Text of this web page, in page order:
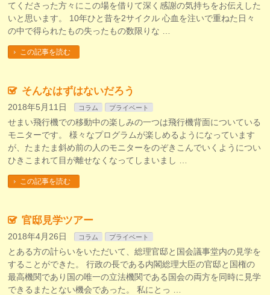
てくださった方々にこの場を借りて深く感謝の気持ちをお伝えした
いと思います。 10年ひと昔を2サイクル 心血を注いで重ねた日々
の中で得られたもの失ったもの数限りな …
この記事を読む
そんなはずはないだろう
2018年5月11日 コラム プライベート
せまい飛行機での移動中の楽しみの一つは飛行機背面についている
モニターです。 様々なプログラムが楽しめるようになっています
が、たまたま斜め前の人のモニターをのぞきこんでいくようについ
ひきこまれて目が離せなくなってしまいまし …
この記事を読む
官邸見学ツアー
2018年4月26日 コラム プライベート
とある方の計らいをいただいて、総理官邸と国会議事堂内の見学を
することができた。 行政の長である内閣総理大臣の官邸と国権の
最高機関であり国の唯一の立法機関である国会の両方を同時に見学
できるまたとない機会であった。 私にとっ …